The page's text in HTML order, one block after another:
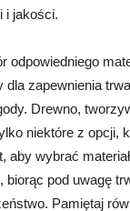
i jakości.
odpowiedniego
zapewnienia
Drewno,
niektóre z opcji,
aby wybrać
pod uwagę
Pamiętaj